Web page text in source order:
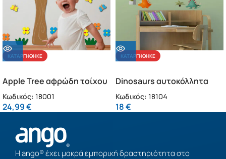
ΚΑΤΑΡΓΉΘΗΚΕ
Apple Tree αφρώδη τοίχου
L (18001)
Κωδικός: 18001
24,99€
ΚΑΤΑΡΓΉΘΗΚΕ
Dinosaurs αυτοκόλλητα
τοίχου (18104)
Κωδικός: 18104
18€
Η ango® έχει μακρά εμπορική δραστηριότητα στο